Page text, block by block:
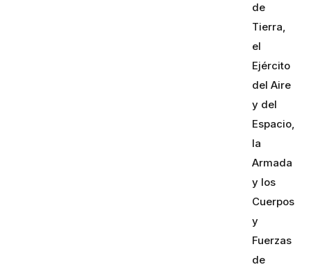
de
Tierra,
el
Ejército
del Aire
y del
Espacio,
la
Armada
y los
Cuerpos
y
Fuerzas
de